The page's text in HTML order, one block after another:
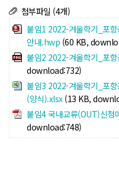
Q&A
POLARIS TMI
POLAR GATE
첨부파일 (4개)
붙임1 2022-겨울학기_포
안내.hwp (60 KB,
붙임2 2022-겨울학기_포
download:732)
붙임3 2022-겨울학기_포
(양식).xlsx (13 KB,
붙임4 국내교류(OUT)신청
download:748)